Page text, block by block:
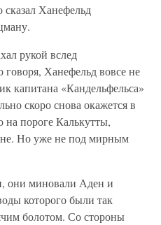
Ханефельд
рукой вслед
Ханефельд вовсе не
капитана «Кандельфельса»
скоро снова окажется в
на пороге Калькутты,
Но уже не под мирным
они миновали Аден и
которого были так
болотом. Со стороны